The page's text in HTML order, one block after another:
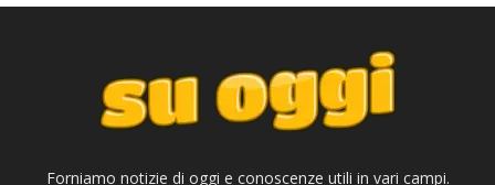
Forniamo notizie di oggi e conoscenze utili in vari campi.